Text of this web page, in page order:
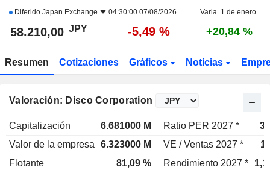
Diferido Japan Exchange 04:30:00 07/08/2026 Varia. 1 de enero.
58.210,00 JPY -5,49 % +20,84 %
Resumen Cotizaciones Gráficos Noticias
Valoración: Disco Corporation
Capitalización 6.681000 M Ratio PER 2027 *
Valor de la empresa
6.323000 M VE / Ventas 2027 *
Flotante
81,09 % Rendimiento 2027 *